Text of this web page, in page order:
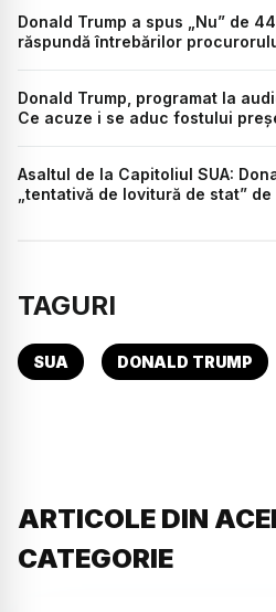
Donald Trump a spus „Nu” de
răspundă întrebărilor
Donald Trump, programat la
Ce acuze i se aduc fostului
Asaltul de la Capitoliul SUA:
„tentativă de lovitură de stat”
TAGURI
SUA DONALD TRUMP
ARTICOLE DIN
CATEGORIE